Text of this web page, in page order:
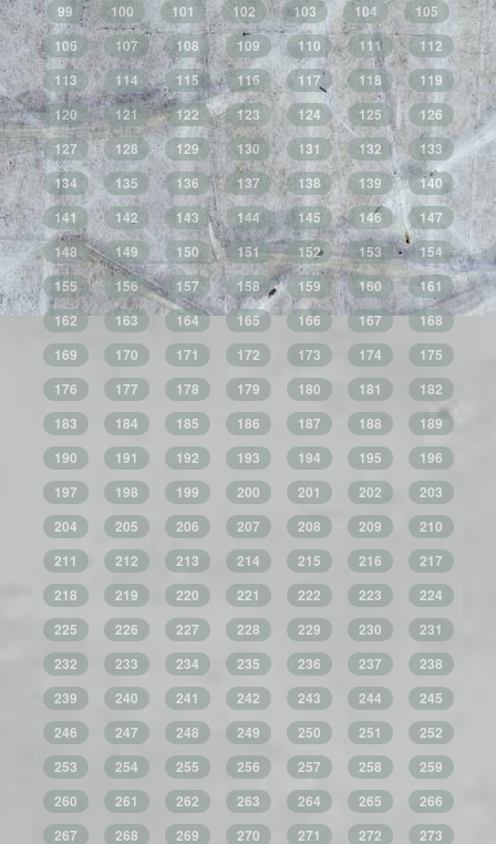
99
100 101 102 103 104
105
106
107 108 109 110 111
112
113
114 115 116 117 118
119
120
121 122 123 124 125
126
127
128 129 130 131 132
133
134
135 136 137 138 139
140
141
142 143 144 145 146
147
148
149 150 151 152 153
154
155
156 157 158 159 160
161
162
163 164 165 166 167
168
169
170 171 172 173 174
175
176
177 178 179 180 181
182
183
184 185 186 187 188
189
190
191 192 193 194 195
196
197
198 199 200 201 202
203
204
205 206 207 208 209
210
211
212 213 214 215 216
217
218
219 220 221 222 223
224
225
226 227 228 229 230
231
232
233 234 235 236 237
238
239
240 241 242 243 244
245
246
247 248 249 250 251
252
253
254 255 256 257 258
259
260
261 262 263 264 265
266
267
268 269 270 271 272 273